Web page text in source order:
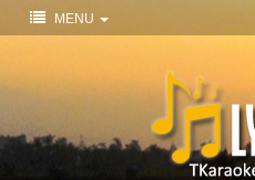
MENU